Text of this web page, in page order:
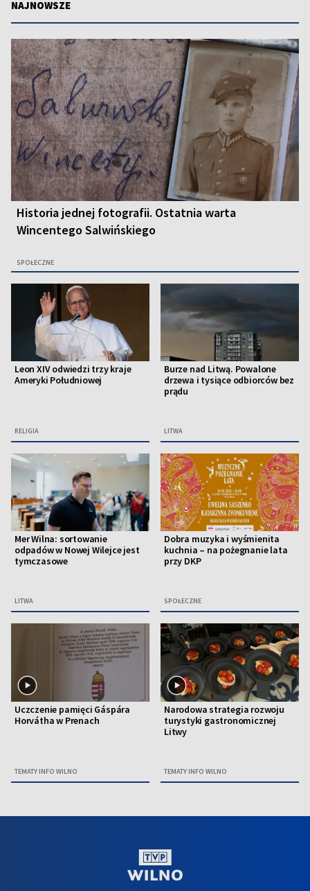
NAJNOWSZE
Historia jednej fotografii. Ostatnia warta
Wincentego Salwińskiego
SPOŁECZNE
Leon XIV odwiedzi trzy kraje
Ameryki Południowej
RELIGIA
Burze nad Litwą. Powalone
drzewa i tysiące odbiorców bez
prądu
LITWA
Mer Wilna: sortowanie
odpadów w Nowej Wilejce jest
tymczasowe
LITWA
Dobra muzyka i wyśmienita
kuchnia – na pożegnanie lata
przy DKP
SPOŁECZNE
Uczczenie pamięci Gáspára
Horvátha w Prenach
TEMATY INFO WILNO
Narodowa strategia rozwoju
turystyki gastronomicznej
Litwy
TEMATY INFO WILNO